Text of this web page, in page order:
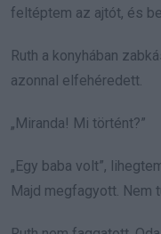
feltéptem az ajtót, és
Ruth a konyhában
azonnal elfehéredett.
„Miranda! Mi történt?”
„Egy baba volt”,
Majd megfagyott. Nem